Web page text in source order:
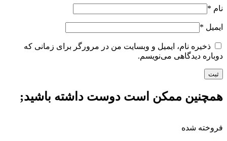
نام *
ایمیل *
ذخیره نام، ایمیل و وبسایت من در مرورگر برای زمانی که
دوباره دیدگاهی می‌نویسم.
همچنین ممکن است دوست داشته باشید;
فروخته شده